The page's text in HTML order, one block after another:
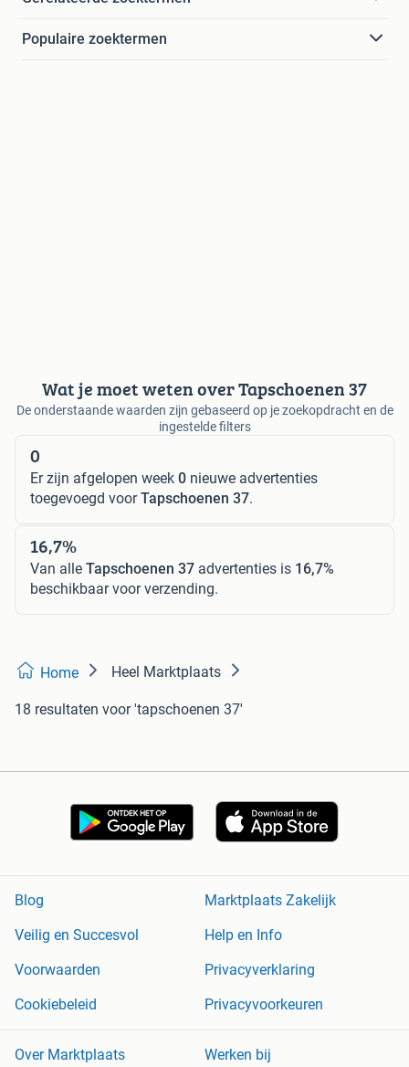
Populaire zoektermen
Wat je moet weten over Tapschoenen 37
De onderstaande waarden zijn gebaseerd op je zoekopdracht en de
ingestelde filters
0
Er zijn afgelopen week 0 nieuwe advertenties
toegevoegd voorTapschoenen 37.
16,7%
Van alle Tapschoenen 37 advertenties is 16,7%
beschikbaar voor verzending.
Home Heel Marktplaats
18 resultaten voor 'tapschoenen 37'
Blog
Marktplaats Zakelijk
Veilig en Succesvol
Help en Info
Voorwaarden
Privacyverklaring
Cookiebeleid
Privacyvoorkeuren
Over Marktplaats Werken bij